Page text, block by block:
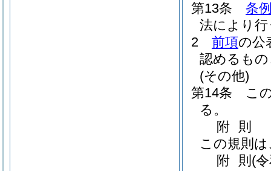
第13条
条
法により
2
前項の公
認めるも
(その他)
第14条
こ
る。
附 則
この規則
附 則 (